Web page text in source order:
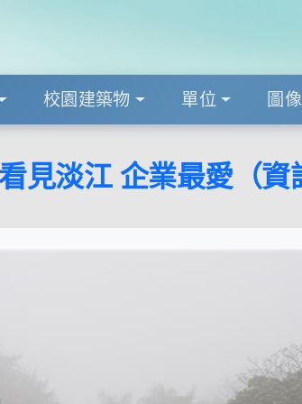
校園建築物 單位 圖像
看見淡江 企業最愛（資